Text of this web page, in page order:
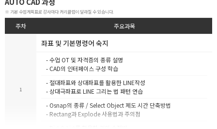
※ 기본 수업계획표로 강사마다 커리큘럼이 달라질 수 있습니다.
주차 주요과목
1
좌표 및 기본명령어 숙지
- 수업 OT 및 자격증의 종류 설명
- CAD의 인터페이스 구성 학습
- 절대좌표와 상대좌표를 활용한 LINE작성
- 상대극좌표로 LINE 그리는 법 패턴 연습
- Osnap의 종류 / Select Object 제도 시간 단축방법
- Rectang과 Explode 사용법과 주의점